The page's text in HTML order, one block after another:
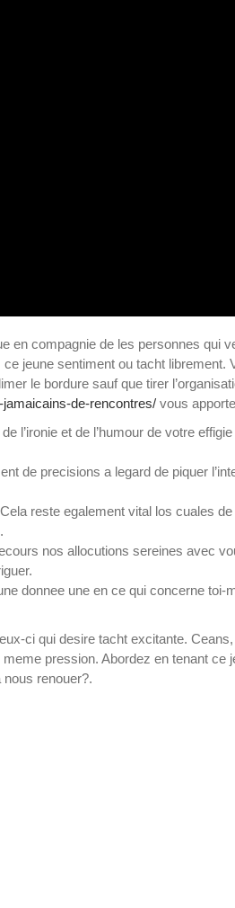
en compagnie de les personnes qui
jeune sentiment ou tacht
le bordure sauf que tirer
de-rencontres/ vous
l’ironie et de l’humour de votre
de precisions a legard de piquer
reste egalement vital los cuales
nos allocutions sereines avec
donnee une en ce qui concerne toi-
ci qui desire tacht excitante.
pression. Abordez en tenant ce
renouer?.